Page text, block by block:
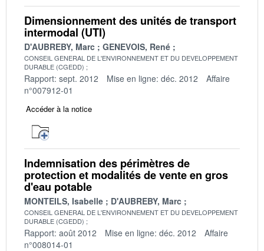
Dimensionnement des unités de transport
intermodal (UTI)
D'AUBREBY, Marc GENEVOIS, René
CONSEIL GENERAL DE L'ENVIRONNEMENT ET DU DEVELOPPEMENT
DURABLE (CGEDD)
Rapport: sept. 2012 Mise en ligne: déc. 2012
Affaire
n°007912-01
Accéder à la notice
Indemnisation des périmètres de
protection et modalités de vente en gros
d'eau potable
MONTEILS, Isabelle D'AUBREBY, Marc
CONSEIL GENERAL DE L'ENVIRONNEMENT ET DU DEVELOPPEMENT
DURABLE (CGEDD)
Rapport: août 2012 Mise en ligne: déc. 2012
Affaire
n°008014-01